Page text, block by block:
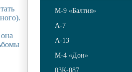
М-9 «Балтия»
A-7
A-13
М-4 «Дон»
03К-087